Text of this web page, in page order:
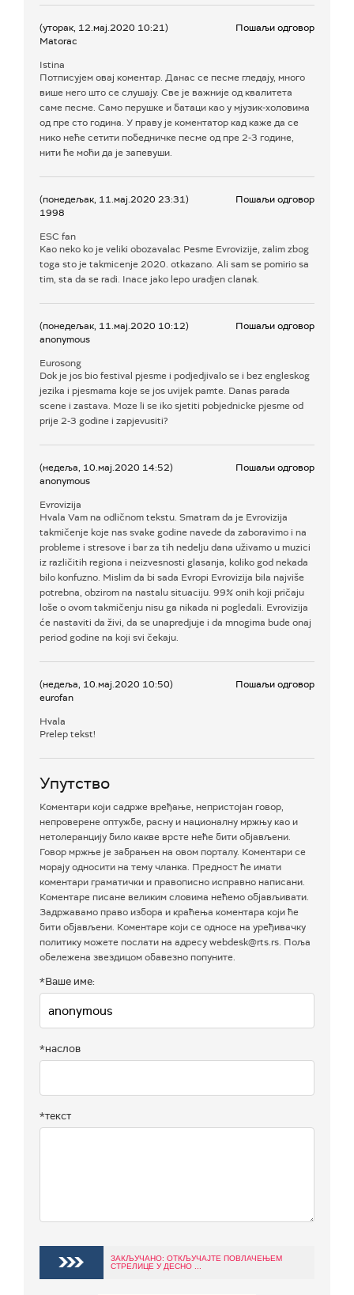
(уторак, 12.мај.2020 10:21)
Matorac
Пошаљи одговор
Istina
Потписујем овај коментар. Данас се песме гледају, много
више него што се слушају. Све је важније од квалитета
саме песме. Само перушке и батаци као у мјузик-холовима
од пре сто година. У праву је коментатор кад каже да се
нико неће сетити победничке песме од пре 2-3 године,
нити ће моћи да је запевуши.
(понедељак, 11.мај.2020 23:31)
1998
Пошаљи одговор
ESC fan
Kao neko ko je veliki obozavalac Pesme Evrovizije, zalim zbog
toga sto je takmicenje 2020. otkazano. Ali sam se pomirio sa
tim, sta da se radi. Inace jako lepo uradjen clanak.
(понедељак, 11.мај.2020 10:12)
anonymous
Пошаљи одговор
Eurosong
Dok je jos bio festival pjesme i podjedjivalo se i bez engleskog
jezika i pjesmama koje se jos uvijek pamte. Danas parada
scene i zastava. Moze li se iko sjetiti pobjednicke pjesme od
prije 2-3 godine i zapjevusiti?
(недеља, 10.мај.2020 14:52)
anonymous
Пошаљи одговор
Evrovizija
Hvala Vam na odličnom tekstu. Smatram da je Evrovizija
takmičenje koje nas svake godine navede da zaboravimo i na
probleme i stresove i bar za tih nedelju dana uživamo u muzici
iz različitih regiona i neizvesnosti glasanja, koliko god nekada
bilo konfuzno. Mislim da bi sada Evropi Evrovizija bila najviše
potrebna, obzirom na nastalu situaciju. 99% onih koji pričaju
loše o ovom takmičenju nisu ga nikada ni pogledali. Evrovizija
će nastaviti da živi, da se unapredjuje i da mnogima bude onaj
period godine na koji svi čekaju.
(недеља, 10.мај.2020 10:50)
eurofan
Пошаљи одговор
Hvala
Prelep tekst!
Упутство
Коментари који садрже вређање, непристојан говор,
непроверене оптужбе, расну и националну мржњу као и
нетолеранцију било какве врсте неће бити објављени.
Говор мржње је забрањен на овом порталу. Коментари се
морају односити на тему чланка. Предност ће имати
коментари граматички и правописно исправно написани.
Коментаре писане великим словима нећемо објављивати.
Задржавамо право избора и краћења коментара који ће
бити објављени. Коментаре који се односе на уређивачку
политику можете послати на адресу webdesk@rts.rs. Поља
обележена звездицом обавезно попуните.
*Ваше име:
*наслов
*текст
ЗАКЉУЧАНО: ОТКЉУЧАЈТЕ ПОВЛАЧЕЊЕМ
СТРЕЛИЦЕ У ДЕСНО ...